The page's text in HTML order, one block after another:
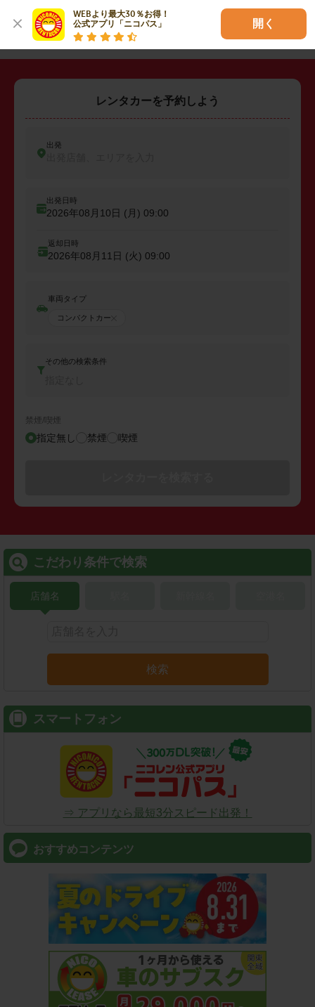
WEBより最大30％お得！
公式アプリ「ニコパス」
開く
・ 坂戸市 ・鶴ヶ島市 入間郡三芳町
レンタカーを予約しよう
出発
出発日時
2026年08月10日 (月) 09:00
返却日時
2026年08月11日 (火) 09:00
車両タイプ
コンパクトカー
その他の検索条件
禁煙/喫煙
指定無し 禁煙 喫煙
こだわり条件で検索
店舗名
検索
スマートフォン
⇒ アプリなら最短3分スピード出発！
おすすめコンテンツ